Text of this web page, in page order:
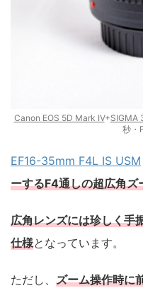
Canon EOS 5D Mark IV+SIGMA
秒・
EF16-35mm F4L IS USM
ーするF4通しの超広角ズ
広角レンズには珍しく手
仕様となっています。
ただし、 ズーム操作時に